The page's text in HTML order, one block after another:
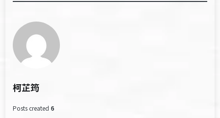
柯芷筠
Posts created 6